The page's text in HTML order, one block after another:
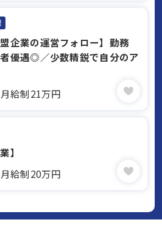
企業の運営フォロー】勤務
優遇◎／少数精鋭で自分のア
月給制21万円
】
月給制20万円